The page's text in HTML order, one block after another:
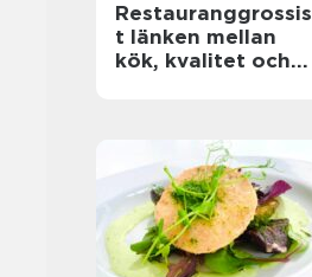
Restauranggrossis
t länken mellan
kök, kvalitet och